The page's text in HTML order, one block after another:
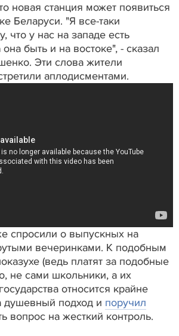
новая станция может появиться
Беларуси. "Я все-таки
что у нас на западе есть
быть и на востоке", - сказал
Эти слова жители
аплодисментами.
спросили о выпускных на
вечеринками. К подобным
(ведь платят за подобные
не сами школьники, а их
относится крайне
душевный подход и поручил
вопрос на жесткий контроль.